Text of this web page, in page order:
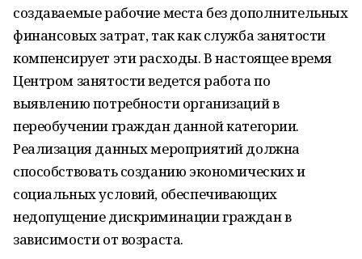
создаваемые рабочие места без дополнительных
финансовых затрат, так как служба занятости
компенсирует эти расходы. В настоящее время
Центром занятости ведется работа по
выявлению потребности организаций в
переобучении граждан данной категории.
Реализация данных мероприятий должна
способствовать созданию экономических и
социальных условий, обеспечивающих
недопущение дискриминации граждан в
зависимости от возраста.